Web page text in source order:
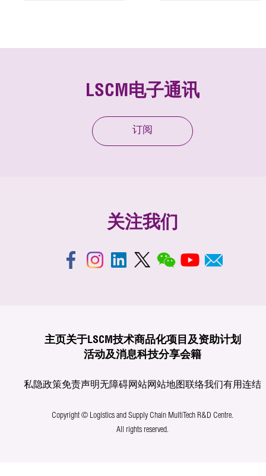
LSCM电子通讯
订阅
关注我们
主页关于LSCM技术商品化项目及资助计划
活动及消息科技分享会籍
私隐政策免责声明无障碍网站网站地图联络我们有用连结
Copyright © Logistics and Supply Chain MultiTech R&D Centre.
All rights reserved.